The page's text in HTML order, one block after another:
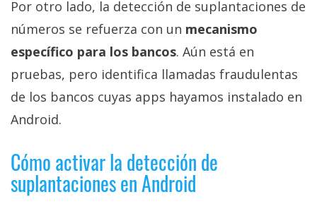
Por otro lado, la detección de suplantaciones de
números se refuerza con un mecanismo
específico para los bancos. Aún está en
pruebas, pero identifica llamadas fraudulentas
de los bancos cuyas apps hayamos instalado en
Android.
Cómo activar la detección de
suplantaciones en Android